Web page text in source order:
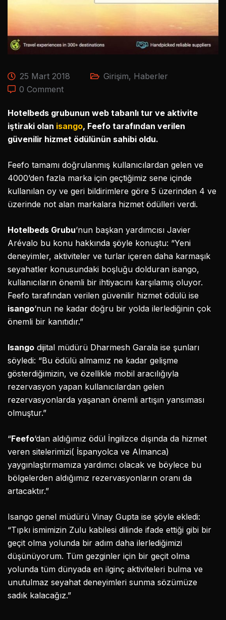
25 Mart 2018 Girişim, Haberler
0 Comment
Hotelbeds grubunun web tabanlı tur ve aktivite
iştiraki olan isango, Feefo tarafından verilen
güvenilir hizmet ödülünün sahibi oldu.
Feefo tamamı doğrulanmış kullanıcılardan gelen ve
4000’den fazla marka için geçtiğimiz sene içinde
kullanılan oy ve geri bildirimlere göre 5 üzerinden 4 ve
üzerinde not alan markalara hizmet ödülleri verdi.
Hotelbeds Grubu‘nun başkan yardımcısı Javier
Arévalo bu konu hakkında şöyle konuştu: “Yeni
deneyimler, aktiviteler ve turlar içeren daha karmaşık
seyahatler konusundaki boşluğu dolduran isango,
kullanıcıların önemli bir ihtiyacını karşılamış oluyor.
Feefo tarafından verilen güvenilir hizmet ödülü ise
isango‘nun ne kadar doğru bir yolda ilerlediğinin çok
önemli bir kanıtıdır.”
Isango dijital müdürü Dharmesh Garala ise şunları
söyledi: “Bu ödülü almamız ne kadar gelişme
gösterdiğimizin, ve özellikle mobil aracılığıyla
rezervasyon yapan kullanıcılardan gelen
rezervasyonlarda yaşanan önemli artışın yansıması
olmuştur.”
“Feefo‘dan aldığımız ödül İngilizce dışında da hizmet
veren sitelerimizi( İspanyolca ve Almanca)
yaygınlaştırmamıza yardımcı olacak ve böylece bu
bölgelerden aldığımız rezervasyonların oranı da
artacaktır.”
Isango genel müdürü Vinay Gupta ise şöyle ekledi:
“Tıpkı ismimizin Zulu kabilesi dilinde ifade ettiği gibi bir
geçit olma yolunda bir adım daha ilerlediğimizi
düşünüyorum. Tüm gezginler için bir geçit olma
yolunda tüm dünyada en ilginç aktiviteleri bulma ve
unutulmaz seyahat deneyimleri sunma sözümüze
sadık kalacağız.”